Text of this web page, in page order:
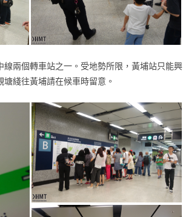
兩個轉車站之一。受地勢所限，黃埔站只能興
綫往黃埔請在候車時留意。